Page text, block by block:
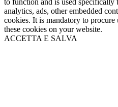
to function and is used specifically
analytics, ads, other embedded
cookies. It is mandatory to
these cookies on your website.
ACCETTA E SALVA